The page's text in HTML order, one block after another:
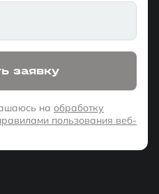
заявку
на обработку
пользования веб-